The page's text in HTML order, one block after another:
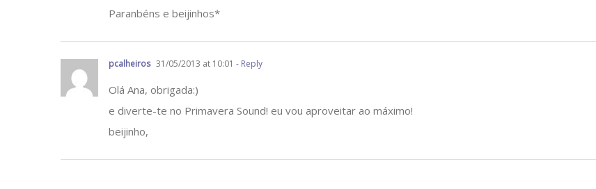
Paranbéns e beijinhos*
pcalheiros 31/05/2013 at 10:01 - Reply
Olá Ana, obrigada:)
e diverte-te no Primavera Sound! eu vou aproveitar ao máximo!
beijinho,